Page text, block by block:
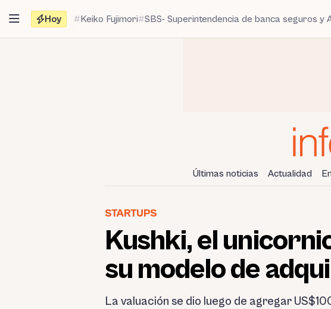
contenido
Hoy Keiko Fujimori SBS- Superintendencia de banca seguros y
Últimas noticias Actualidad
STARTUPS
Kushki, el
su modelo de
La valuación se dio luego de agregar